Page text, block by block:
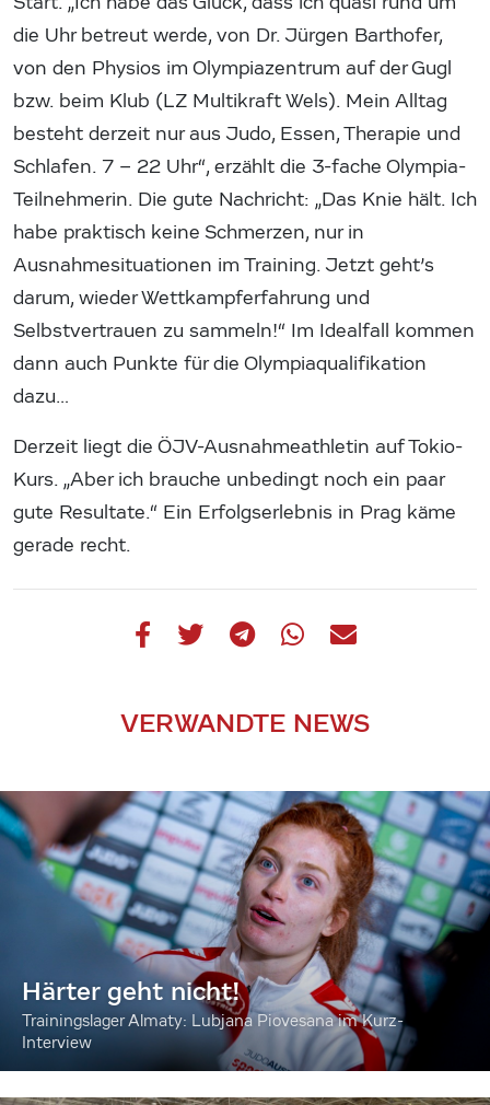
die Uhr betreut werde, von Dr. Jürgen Barthofer,
von den Physios im Olympiazentrum auf der Gugl
bzw. beim Klub (LZ Multikraft Wels). Mein Alltag
besteht derzeit nur aus Judo, Essen, Therapie und
Schlafen. 7 – 22 Uhr“, erzählt die 3-fache Olympia-
Teilnehmerin. Die gute Nachricht: „Das Knie hält. Ich
habe praktisch keine Schmerzen, nur in
Ausnahmesituationen im Training. Jetzt geht’s
darum, wieder Wettkampferfahrung und
Selbstvertrauen zu sammeln!“ Im Idealfall kommen
dann auch Punkte für die Olympiaqualifikation
dazu…
Derzeit liegt die ÖJV-Ausnahmeathletin auf Tokio-
Kurs. „Aber ich brauche unbedingt noch ein paar
gute Resultate.“ Ein Erfolgserlebnis in Prag käme
gerade recht.
VERWANDTE NEWS
Härter geht nicht!
Trainingslager Almaty: Lubjana Piovesana im Kurz-
Interview